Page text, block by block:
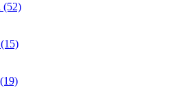
(52)